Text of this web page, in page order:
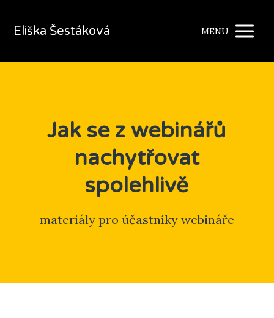
Eliška Šestáková MENU
Jak se z webinářů
nachytřovat
spolehlivě
materiály pro účastníky webináře